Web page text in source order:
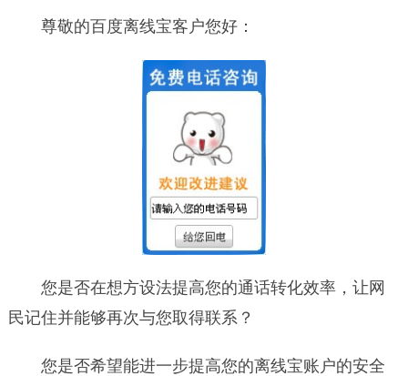
尊敬的百度离线宝客户您好：
您是否在想方设法提高您的通话转化效率，让网
民记住并能够再次与您取得联系？
您是否希望能进一步提高您的离线宝账户的安全